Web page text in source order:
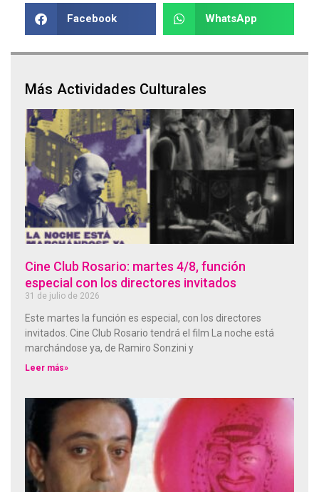
Facebook WhatsApp
Más Actividades Culturales
Cine Club Rosario: martes 4/8, función
especial con los directores invitados
31 de julio de 2026
Este martes la función es especial, con los directores
invitados. Cine Club Rosario tendrá el film La noche está
marchándose ya, de Ramiro Sonzini y
Leer más»